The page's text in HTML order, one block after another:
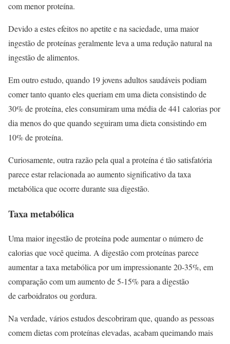
com menor proteína.
Devido a estes efeitos no apetite e na saciedade, uma maior
ingestão de proteínas geralmente leva a uma redução natural na
ingestão de alimentos.
Em outro estudo, quando 19 jovens adultos saudáveis ​​podiam
comer tanto quanto eles queriam em uma dieta consistindo de
30% de proteína, eles consumiram uma média de 441 calorias por
dia menos do que quando seguiram uma dieta consistindo em
10% de proteína.
Curiosamente, outra razão pela qual a proteína é tão satisfatória
parece estar relacionada ao aumento significativo da taxa
metabólica que ocorre durante sua digestão.
Taxa metabólica
Uma maior ingestão de proteína pode aumentar o número de
calorias que você queima. A digestão com proteínas parece
aumentar a taxa metabólica por um impressionante 20-35%, em
comparação com um aumento de 5-15% para a digestão
de carboidratos ou gordura.
Na verdade, vários estudos descobriram que, quando as pessoas
comem dietas com proteínas elevadas, acabam queimando mais